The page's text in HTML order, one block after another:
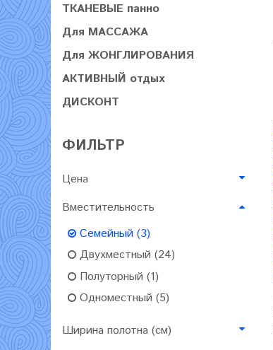
ТКАНЕВЫЕ панно
Для МАССАЖА
Для ЖОНГЛИРОВАНИЯ
АКТИВНЫЙ отдых
ДИСКОНТ
ФИЛЬТР
Цена
Вместительность
Семейный (3)
Двухместный (24)
Полуторный (1)
Одноместный (5)
Ширина полотна (см)